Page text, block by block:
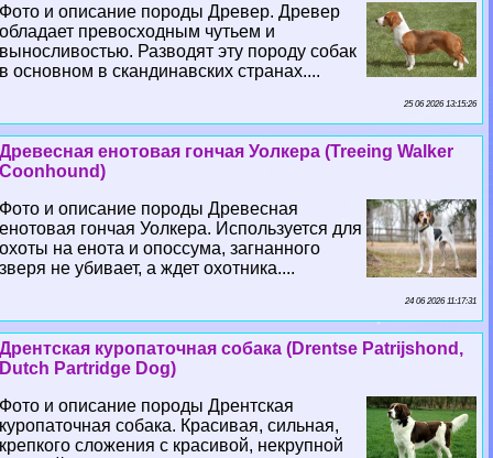
Фото и описание породы Древер. Древер
обладает превосходным чутьем и
выносливостью. Разводят эту породу собак
в основном в скандинавских странах....
25 06 2026 13:15:26
Древесная енотовая гончая Уолкера (Treeing Walker
Coonhound)
Фото и описание породы Древесная
енотовая гончая Уолкера. Используется для
охоты на енота и опоссума, загнанного
зверя не убивает, а ждет охотника....
24 06 2026 11:17:31
Дрентская куропаточная собака (Drentse Patrijshond,
Dutch Partridge Dog)
Фото и описание породы Дрентская
куропаточная собака. Красивая, сильная,
крепкого сложения с красивой, некрупной